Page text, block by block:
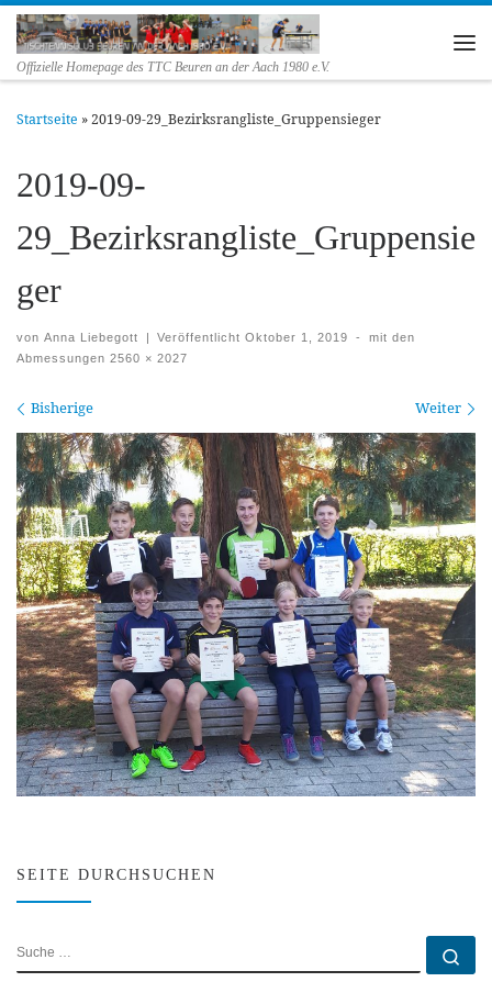
Zum Inhalt springen
Offizielle Homepage des TTC Beuren an der Aach 1980 e.V.
Startseite »2019-09-29_Bezirksrangliste_Gruppensieger
2019-09-
29_Bezirksrangliste_Gruppensie
ger
von Anna Liebegott | VeröffentlichtOktober 1, 2019 -
mit den
Abmessungen 2560 × 2027
Bilder Navigation
Bisherige Weiter
SEITE DURCHSUCHEN
SUCHE